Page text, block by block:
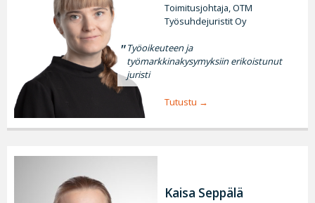
Toimitusjohtaja, OTM
Työsuhdejuristit Oy
Työoikeuteen ja
työmarkkinakysymyksiin erikoistunut
juristi
Tutustu
Kaisa Seppälä